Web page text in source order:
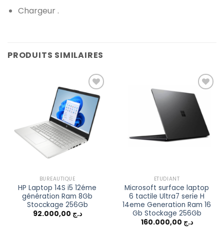
Chargeur .
PRODUITS SIMILAIRES
Add to
wishlist
BUREAUTIQUE
HP Laptop 14S i5 12éme
génération Ram 8Gb
Stocckage 256Gb
د.ج
Add to
wishlist
ETUDIANT
Microsoft surface laptop
6 tactile Ultra7 serie H
14eme Generation Ram 16
Gb Stockage 256Gb
د.ج